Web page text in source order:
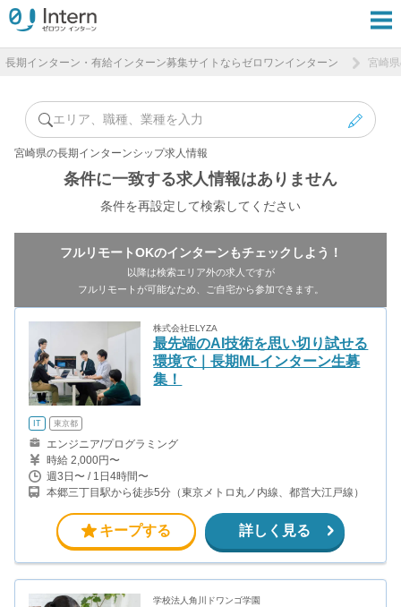
長期インターン・有給インターン募集サイトならゼロワンインターン 宮崎
エリア、職種、業種を入力
宮崎県の長期インターンシップ求人情報
条件に一致する求人情報はありません
条件を再設定して検索してください
フルリモートOKのインターンもチェックしよう！
以降は検索エリア外の求人ですが
フルリモートが可能なため、ご自宅から参加できます。
株式会社ELYZA
最先端のAI技術を思い切り試せる
環境で｜長期MLインターン生募
集！
IT 東京都
エンジニア/プログラミング
時給 2,000円〜
週3日〜 / 1日4時間〜
本郷三丁目駅から徒歩5分（東京メトロ丸ノ内線、都営大江戸線）
キープする 詳しく見る
学校法人角川ドワンゴ学園